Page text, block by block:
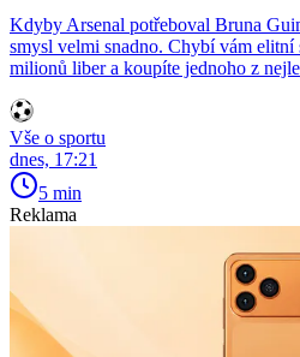
Kdyby Arsenal potřeboval Bruna
smysl velmi snadno. Chybí vám elitní
milionů liber a koupíte jednoho z
Vše o sportu
dnes, 17:21
5 min
Reklama